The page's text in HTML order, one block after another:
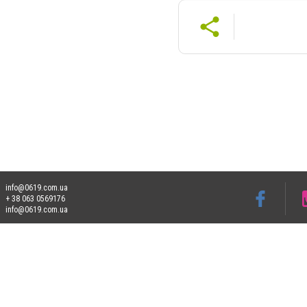
info@0619.com.ua
+ 38 063 0569176
info@0619.com.ua